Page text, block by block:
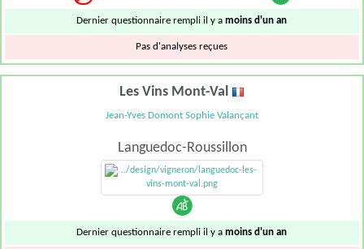
Dernier questionnaire rempli il y amoins d'un an
Pas d'analyses reçues
Les Vins Mont-Val
Jean-Yves Domont Sophie Valançant
Languedoc-Roussillon
Dernier questionnaire rempli il y amoins d'un an